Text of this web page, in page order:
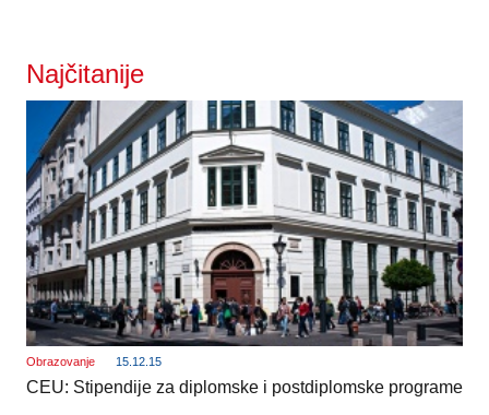
Najčitanije
Obrazovanje 15.12.15
CEU: Stipendije za diplomske i postdiplomske programe